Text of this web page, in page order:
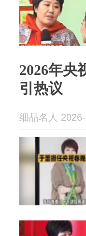
2026年央
引热议
细品名人